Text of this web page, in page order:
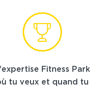
Fitness Park
tu veux et quand tu